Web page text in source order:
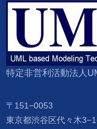
特定非営利活動法人
〒151−0053
東京都渋谷区代々木